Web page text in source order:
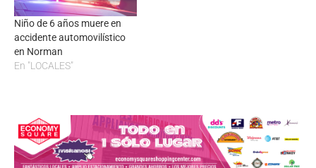
Niño de 6 años muere en
accidente automovilístico
en Norman
En "LOCALES"